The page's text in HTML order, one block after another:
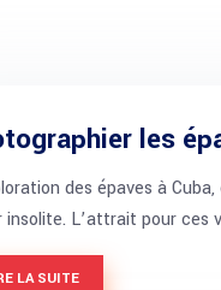
les
des épaves à
insolite. L’attrait pour ces
LA SUITE